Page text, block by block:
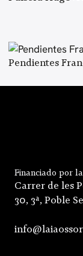
Pendientes
Financiado por
Carrer de les
30, 3ª, Poble